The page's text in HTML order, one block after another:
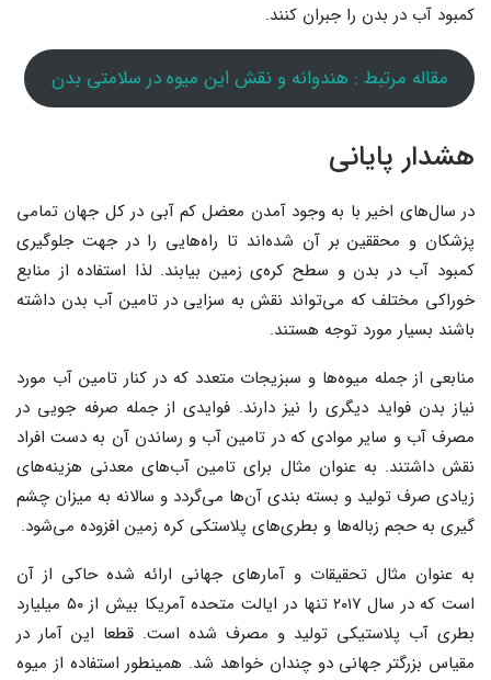
کمبود آب در بدن را جبران کنند.
مقاله مرتبط : هندوانه و نقش این میوه در سلامتی بدن
هشدار پایانی
در سال‌های اخیر با به وجود آمدن معضل کم آبی در کل جهان تمامی
پزشکان و محققین بر آن شده‌اند تا راه‌هایی را در جهت جلوگیری
کمبود آب در بدن و سطح کره‌ی زمین بیابند. لذا استفاده از منابع
خوراکی مختلف که می‌تواند نقش به سزایی در تامین آب بدن داشته
باشند بسیار مورد توجه هستند.
منابعی از جمله میوه‌ها و سبزیجات متعدد که در کنار تامین آب مورد
نیاز بدن فواید دیگری را نیز دارند. فوایدی از جمله صرفه جویی در
مصرف آب و سایر موادی که در تامین آب و رساندن آن به دست افراد
نقش داشتند. به عنوان مثال برای تامین آب‌های معدنی هزینه‌های
زیادی صرف تولید و بسته بندی آن‌ها می‌گردد و سالانه به میزان چشم
گیری به حجم زباله‌ها و بطری‌های پلاستکی کره زمین افزوده می‌شود.
به عنوان مثال تحقیقات و آمارهای جهانی ارائه شده حاکی از آن
است که در سال ۲۰۱۷ تنها در ایالت متحده آمریکا بیش از ۵۰ میلیارد
بطری آب پلاستیکی تولید و مصرف شده است. قطعا این آمار در
مقیاس بزرگتر جهانی دو چندان خواهد شد. همینطور استفاده از میوه